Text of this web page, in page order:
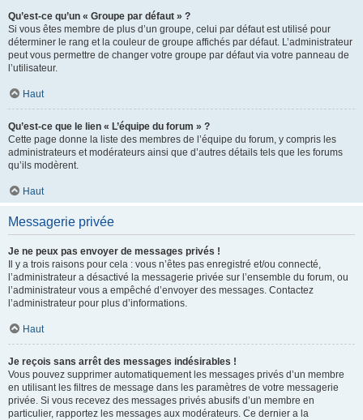
Qu’est-ce qu’un « Groupe par défaut » ?
Si vous êtes membre de plus d’un groupe, celui par défaut est utilisé pour
déterminer le rang et la couleur de groupe affichés par défaut. L’administrateur
peut vous permettre de changer votre groupe par défaut via votre panneau de
l’utilisateur.
Haut
Qu’est-ce que le lien « L’équipe du forum » ?
Cette page donne la liste des membres de l’équipe du forum, y compris les
administrateurs et modérateurs ainsi que d’autres détails tels que les forums
qu’ils modèrent.
Haut
Messagerie privée
Je ne peux pas envoyer de messages privés !
Il y a trois raisons pour cela : vous n’êtes pas enregistré et/ou connecté,
l’administrateur a désactivé la messagerie privée sur l’ensemble du forum, ou
l’administrateur vous a empêché d’envoyer des messages. Contactez
l’administrateur pour plus d’informations.
Haut
Je reçois sans arrêt des messages indésirables !
Vous pouvez supprimer automatiquement les messages privés d’un membre
en utilisant les filtres de message dans les paramètres de votre messagerie
privée. Si vous recevez des messages privés abusifs d’un membre en
particulier, rapportez les messages aux modérateurs. Ce dernier a la